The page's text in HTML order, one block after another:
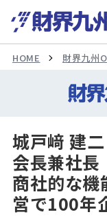
HOME 財界九州
城戸﨑 建
会長兼社長
商社的な
営で100年